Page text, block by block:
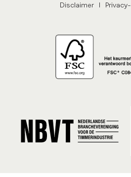
Disclaimer |